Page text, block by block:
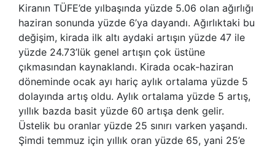
Kiranın TÜFE’de yılbaşında yüzde 5.06 olan ağırlığı
haziran sonunda yüzde 6’ya dayandı. Ağırlıktaki bu
değişim, kirada ilk altı aydaki artışın yüzde 47 ile
yüzde 24.73’lük genel artışın çok üstüne
çıkmasından kaynaklandı. Kirada ocak-haziran
döneminde ocak ayı hariç aylık ortalama yüzde 5
dolayında artış oldu. Aylık ortalama yüzde 5 artış,
yıllık bazda basit yüzde 60 artışa denk gelir.
Üstelik bu oranlar yüzde 25 sınırı varken yaşandı.
Şimdi temmuz için yıllık oran yüzde 65, yani 25’e